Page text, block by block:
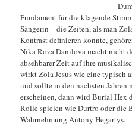
Fundament für die klagende
Sängerin – die Zeiten, als man
Kontrast definieren konnte,
Nika Roza Danilova macht nicht
absehbarer Zeit auf ihre
wirkt Zola Jesus wie eine typisch
und sollte in den nächsten
erscheinen, dann wird Burial
Rolle spielen wie Durtro oder die
Wahrnehmung Antony Hegartys.